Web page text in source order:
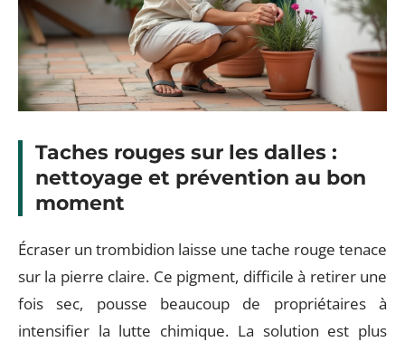
Taches rouges sur les dalles :
nettoyage et prévention au bon
moment
Écraser un trombidion laisse une tache rouge tenace
sur la pierre claire. Ce pigment, difficile à retirer une
fois sec, pousse beaucoup de propriétaires à
intensifier la lutte chimique. La solution est plus